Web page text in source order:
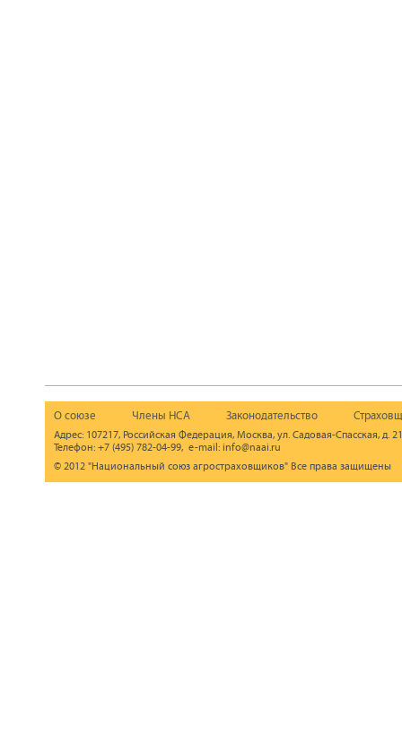
О союзе Члены НСА Законодательство
Адрес: 107217, Российская Федерация, Москва, ул. Садовая-Спасская, д.
Телефон: +7 (495) 782-04-99, e-mail: info@naai.ru
© 2012 "Национальный союз агростраховщиков" Все права защищены